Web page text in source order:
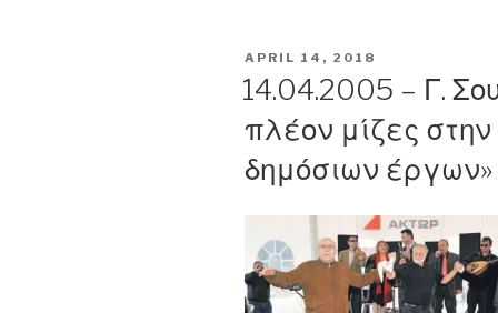
που
προέβλεπαν
ότι
χρειαζόταν
να
POSTED
APRIL 14, 2018
14.04.2005 – Γ.
πλέον μίζες
δημόσιων έργων»